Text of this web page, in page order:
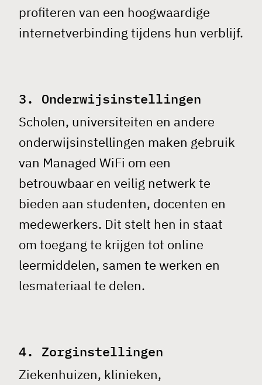
profiteren van een hoogwaardige
internetverbinding tijdens hun verblijf.
3. Onderwijsinstellingen
Scholen, universiteiten en andere
onderwijsinstellingen maken gebruik
van Managed WiFi om een
betrouwbaar en veilig netwerk te
bieden aan studenten, docenten en
medewerkers. Dit stelt hen in staat
om toegang te krijgen tot online
leermiddelen, samen te werken en
lesmateriaal te delen.
4. Zorginstellingen
Ziekenhuizen, klinieken,